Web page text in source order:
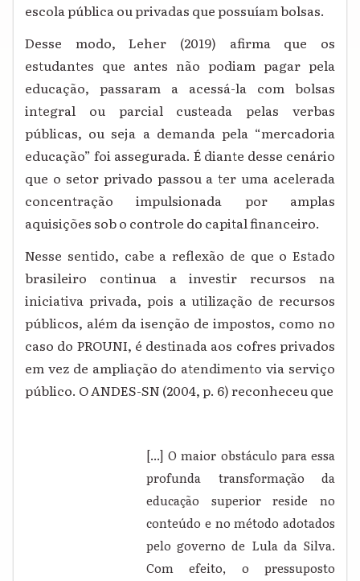
escola pública ou privadas que possuíam bolsas.
Desse modo, Leher (2019) afirma que os
estudantes que antes não podiam pagar pela
educação, passaram a acessá-la com bolsas
integral ou parcial custeada pelas verbas
públicas, ou seja a demanda pela “mercadoria
educação” foi assegurada. É diante desse cenário
que o setor privado passou a ter uma acelerada
concentração impulsionada por amplas
aquisições sob o controle do capital financeiro.
Nesse sentido, cabe a reflexão de que o Estado
brasileiro continua a investir recursos na
iniciativa privada, pois a utilização de recursos
públicos, além da isenção de impostos, como no
caso do PROUNI, é destinada aos cofres privados
em vez de ampliação do atendimento via serviço
público. O ANDES-SN (2004, p. 6) reconheceu que
[...] O maior obstáculo para essa
profunda transformação da
educação superior reside no
conteúdo e no método adotados
pelo governo de Lula da Silva.
Com efeito, o pressuposto